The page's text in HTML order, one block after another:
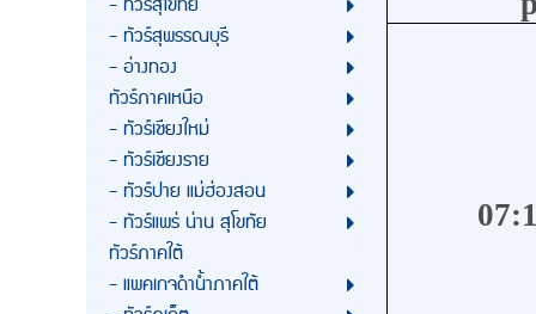
- ทัวร์สุพรรณบุรี
- อ่างทอง
ทัวร์ภาคเหนือ
- ทัวร์เชียงใหม่
- ทัวร์เชียงราย
- ทัวร์ปาย แม่ฮ่องสอน
- ทัวร์แพร่ น่าน สุโขทัย
ทัวร์ภาคใต้
- แพคเกจดำน้ำภาคใต้